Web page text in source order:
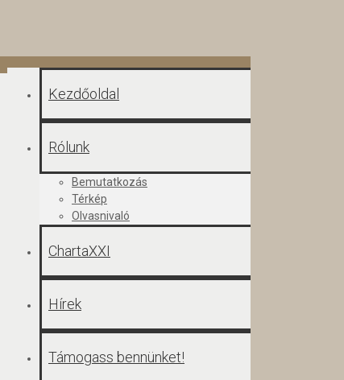
Kezdőoldal
Rólunk
Bemutatkozás
Térkép
Olvasnivaló
ChartaXXI
Hírek
Támogass bennünket!